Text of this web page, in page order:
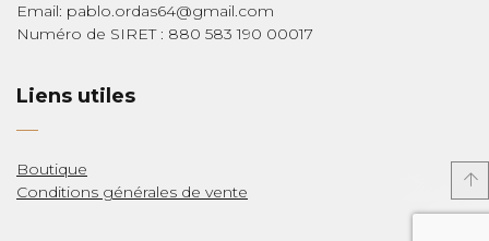
Email: pablo.ordas64@gmail.com
Numéro de SIRET : 880 583 190 00017
Liens utiles
Boutique
Conditions générales de vente